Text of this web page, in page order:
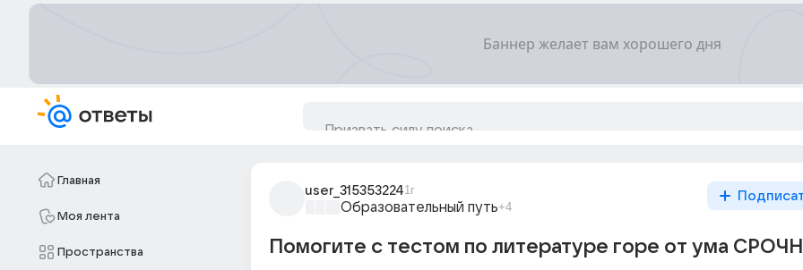
Главная
Моя лента
Пространства
user_3153532241г
Образовательный путь+4
Помогите с тестом по литературе горе от ума